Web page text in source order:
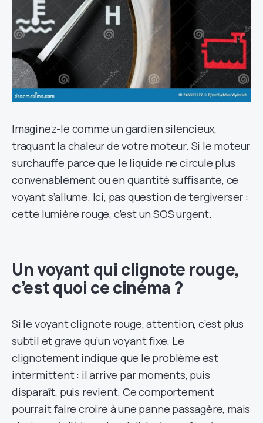
Imaginez-le comme un gardien silencieux,
traquant la chaleur de votre moteur. Si le moteur
surchauffe parce que le liquide ne circule plus
convenablement ou en quantité suffisante, ce
voyant s’allume. Ici, pas question de tergiverser :
cette lumière rouge, c’est un SOS urgent.
Un voyant qui clignote rouge,
c’est quoi ce cinéma ?
Si le voyant clignote rouge, attention, c’est plus
subtil et grave qu’un voyant fixe. Le
clignotement indique que le problème est
intermittent : il arrive par moments, puis
disparaît, puis revient. Ce comportement
pourrait faire croire à une panne passagère, mais